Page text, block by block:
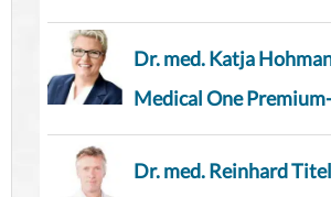
Dr. med. Katja
Medical One
Dr. med. Reinhard